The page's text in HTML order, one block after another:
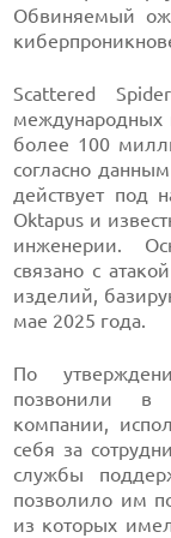
Обвиняемый
Scattered
международных
более 100
согласно
действует под
Oktapus и
инженерии.
связано с
изделий,
мае 2025 года.
По
позвонили в
компании,
себя за
службы
позволило им
из которых